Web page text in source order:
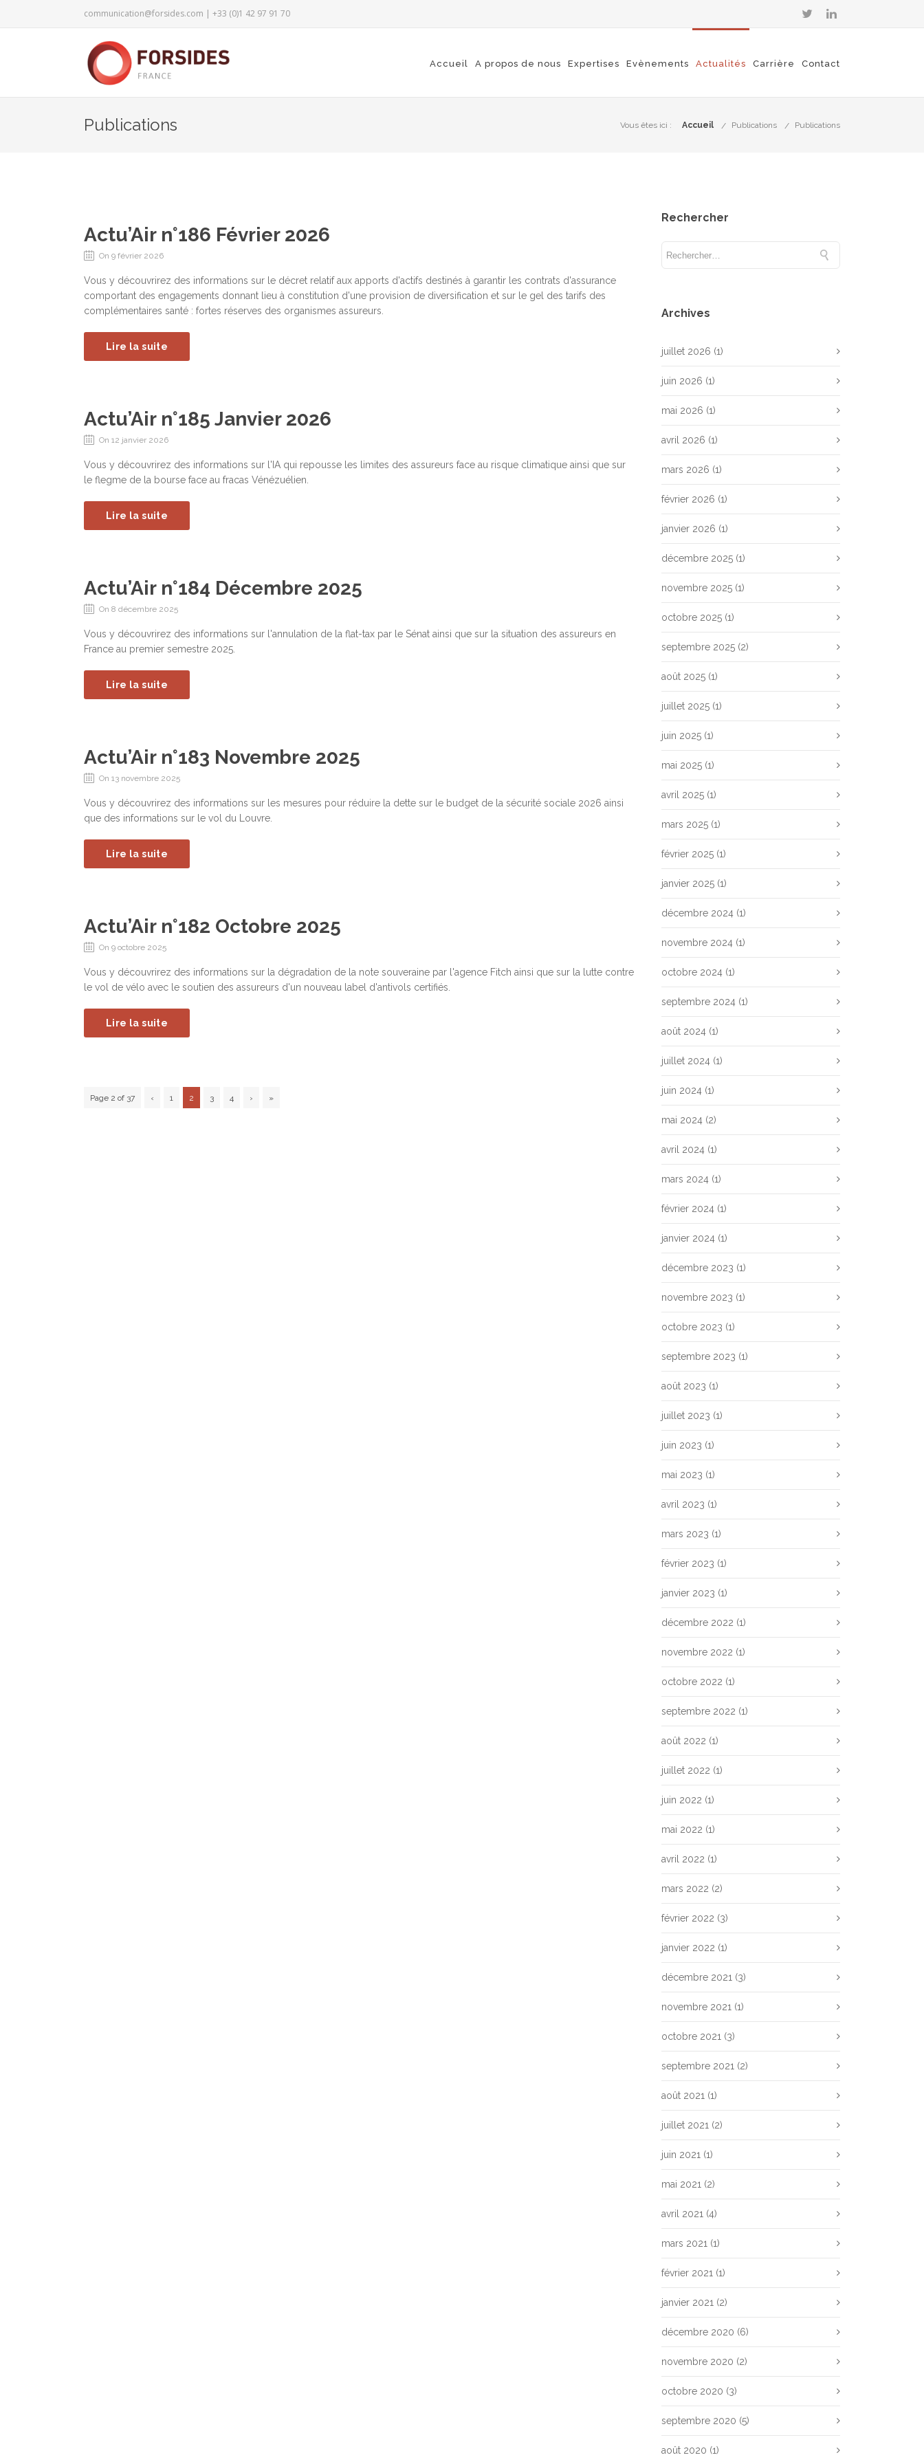
communication@forsides.com | +33 (0)1 42 97 91 70
Accueil A propos de nous Expertises Evènements Actualités Carrière Contact
Publications Vous êtes ici : Accueil Publications Publications
Actu’Air n°186 Février 2026
On 9 février 2026
Vous y découvrirez des informations sur le décret relatif aux apports d'actifs destinés à garantir les contrats d'assurance
comportant des engagements donnant lieu à constitution d'une provision de diversification et sur le gel des tarifs des
complémentaires santé : fortes réserves des organismes assureurs.
Lire la suite
Actu’Air n°185 Janvier 2026
On 12 janvier 2026
Vous y découvrirez des informations sur l'IA qui repousse les limites des assureurs face au risque climatique ainsi que sur
le flegme de la bourse face au fracas Vénézuélien.
Lire la suite
Actu’Air n°184 Décembre 2025
On 8 décembre 2025
Vous y découvrirez des informations sur l'annulation de la flat-tax par le Sénat ainsi que sur la situation des assureurs en
France au premier semestre 2025.
Lire la suite
Actu’Air n°183 Novembre 2025
On 13 novembre 2025
Vous y découvrirez des informations sur les mesures pour réduire la dette sur le budget de la sécurité sociale 2026 ainsi
que des informations sur le vol du Louvre.
Lire la suite
Actu’Air n°182 Octobre 2025
On 9 octobre 2025
Vous y découvrirez des informations sur la dégradation de la note souveraine par l'agence Fitch ainsi que sur la lutte contre
le vol de vélo avec le soutien des assureurs d'un nouveau label d'antivols certifiés.
Lire la suite
Page 2 of 37 ‹ 1 2 3 4 › »
Rechercher
Archives
juillet 2026 (1)
juin 2026 (1)
mai 2026 (1)
avril 2026 (1)
mars 2026 (1)
février 2026 (1)
janvier 2026 (1)
décembre 2025 (1)
novembre 2025 (1)
octobre 2025 (1)
septembre 2025 (2)
août 2025 (1)
juillet 2025 (1)
juin 2025 (1)
mai 2025 (1)
avril 2025 (1)
mars 2025 (1)
février 2025 (1)
janvier 2025 (1)
décembre 2024 (1)
novembre 2024 (1)
octobre 2024 (1)
septembre 2024 (1)
août 2024 (1)
juillet 2024 (1)
juin 2024 (1)
mai 2024 (2)
avril 2024 (1)
mars 2024 (1)
février 2024 (1)
janvier 2024 (1)
décembre 2023 (1)
novembre 2023 (1)
octobre 2023 (1)
septembre 2023 (1)
août 2023 (1)
juillet 2023 (1)
juin 2023 (1)
mai 2023 (1)
avril 2023 (1)
mars 2023 (1)
février 2023 (1)
janvier 2023 (1)
décembre 2022 (1)
novembre 2022 (1)
octobre 2022 (1)
septembre 2022 (1)
août 2022 (1)
juillet 2022 (1)
juin 2022 (1)
mai 2022 (1)
avril 2022 (1)
mars 2022 (2)
février 2022 (3)
janvier 2022 (1)
décembre 2021 (3)
novembre 2021 (1)
octobre 2021 (3)
septembre 2021 (2)
août 2021 (1)
juillet 2021 (2)
juin 2021 (1)
mai 2021 (2)
avril 2021 (4)
mars 2021 (1)
février 2021 (1)
janvier 2021 (2)
décembre 2020 (6)
novembre 2020 (2)
octobre 2020 (3)
septembre 2020 (5)
août 2020 (1)